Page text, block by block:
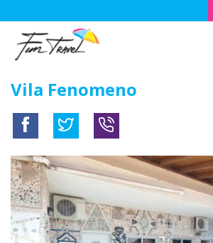
Vila Fenomeno